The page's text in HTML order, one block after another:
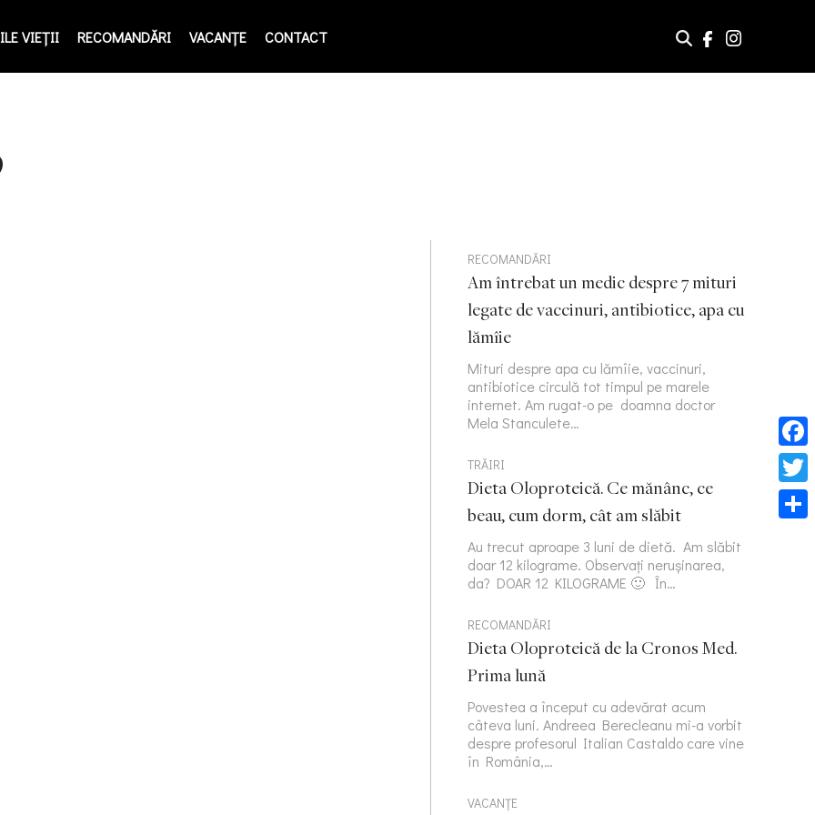
VIEŢII RECOMANDĂRI VACANȚE CONTACT
RECOMANDĂRI
Am întrebat un medic despre 7 mituri
legate de vaccinuri, antibiotice, apa cu
lămîie
Mituri despre apa cu lămîie, vaccinuri,
antibiotice circulă tot timpul pe marele
internet. Am rugat-o pe doamna doctor
Mela Stanculete…
TRĂIRI
Dieta Oloproteică. Ce mănânc, ce
beau, cum dorm, cât am slăbit
Au trecut aproape 3 luni de dietă. Am slăbit
doar 12 kilograme. Observați nerușinarea,
da? DOAR 12 KILOGRAME 🙂 În…
RECOMANDĂRI
Dieta Oloproteică de la Cronos Med.
Prima lună
Povestea a început cu adevărat acum
câteva luni. Andreea Berecleanu mi-a vorbit
despre profesorul Italian Castaldo care vine
în România,…
VACANȚE